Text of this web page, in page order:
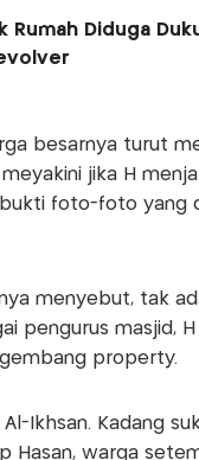
Rumah Diduga
besarnya turut
jika H
foto-foto yang
menyebut, tak
pengurus masjid,
property.
Ikhsan. Kadang
Hasan, warga